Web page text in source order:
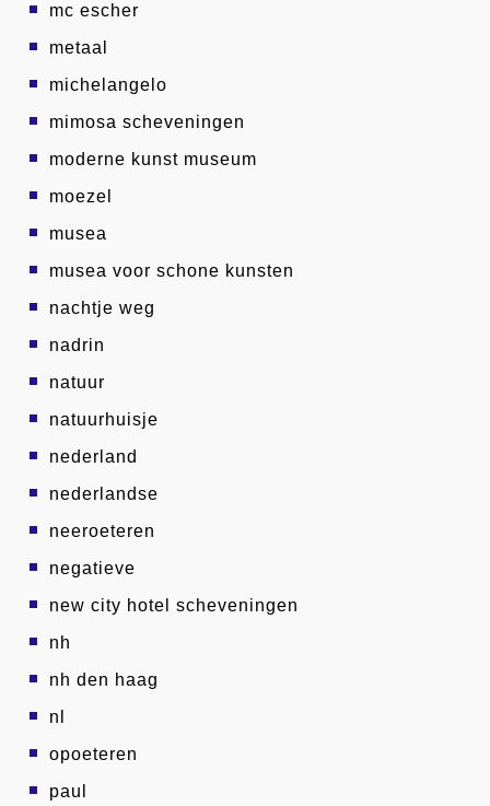
mc escher
metaal
michelangelo
mimosa scheveningen
moderne kunst museum
moezel
musea
musea voor schone kunsten
nachtje weg
nadrin
natuur
natuurhuisje
nederland
nederlandse
neeroeteren
negatieve
new city hotel scheveningen
nh
nh den haag
nl
opoeteren
paul